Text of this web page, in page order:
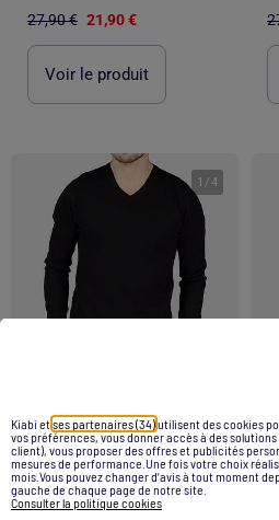
Kiabi etses partenaires (34)utilisent des cookies
vos préférences, vous donner accès à des
client), vous proposer des offres et publicités
mesures de performance.Une fois votre choix
mois.Vous pouvez changer d’avis à tout moment
gauche de chaque page de notre site.
Consulter la politique cookies
27,90 € 21,90 €
Voir le produit
1 /4
-15%
Pull col v - Kenzarro
-